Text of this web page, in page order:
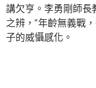
講欠亨。李勇剛師長
之辨，“年齡無義戰
子的威懾感化。